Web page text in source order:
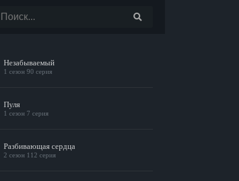
Незабываемый
1 сезон 90 серия
Пуля
1 сезон 7 серия
Разбивающая сердца
2 сезон 112 серия